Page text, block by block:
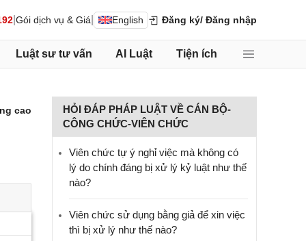
Gói dịch vụ & Giá English Đăng ký/ Đăng nhập
Luật sư tư vấn AI Luật Tiện ích
cao
HỎI ĐÁP PHÁP LUẬT VỀ CÁN BỘ-
CÔNG CHỨC-VIÊN CHỨC
Viên chức tự ý nghỉ việc mà không có
lý do chính đáng bị xử lý kỷ luật như thế
nào?
Viên chức sử dụng bằng giả để xin việc
thì bị xử lý như thế nào?